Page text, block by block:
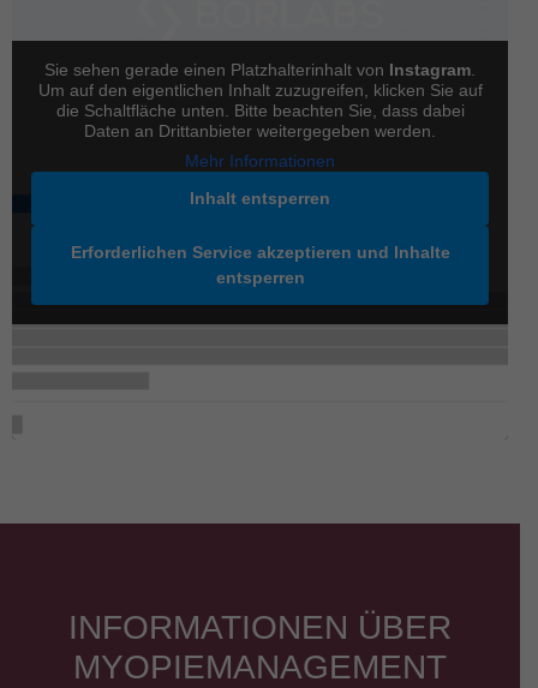
Sie sehen gerade einen Platzhalterinhalt von Instagram
Um auf den eigentlichen Inhalt zuzugreifen, klicken Sie auf
die Schaltfläche unten. Bitte beachten Sie, dass dabei
Daten an Drittanbieter weitergegeben werden.
Mehr Informationen
Inhalt entsperren
Erforderlichen Service akzeptieren und Inhalte
entsperren
INFORMATIONEN ÜBER
MYOPIEMANAGEMENT